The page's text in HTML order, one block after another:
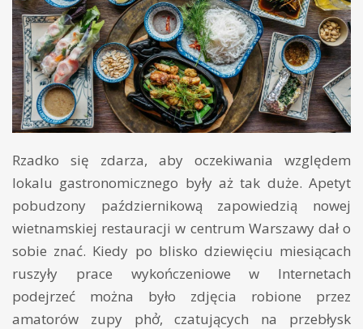
Rzadko się zdarza, aby oczekiwania względem
lokalu gastronomicznego były aż tak duże. Apetyt
pobudzony październikową zapowiedzią nowej
wietnamskiej restauracji w centrum Warszawy dał o
sobie znać. Kiedy po blisko dziewięciu miesiącach
ruszyły prace wykończeniowe w Internetach
podejrzeć można było zdjęcia robione przez
amatorów zupy phở, czatujących na przebłysk